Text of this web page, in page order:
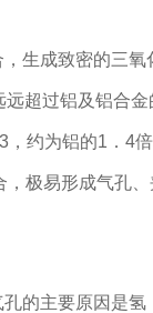
生成致密的三
超过铝及铝合
约为铝的1．4
极易形成气孔、
的主要原因是